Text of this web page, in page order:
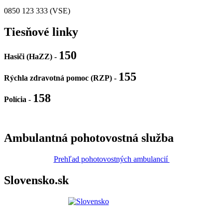
0850 123 333 (VSE)
Tiesňové linky
Hasiči (HaZZ) - 150
Rýchla zdravotná pomoc (RZP) - 155
Polícia - 158
Ambulantná pohotovostná služba
Prehľad pohotovostných ambulancií
Slovensko.sk